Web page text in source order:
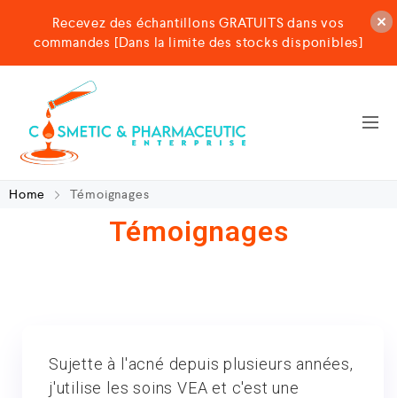
Home Témoignages
Témoignages
Sujette à l'acné depuis plusieurs années,
j'utilise les soins VEA et c'est une
Recevez des échantillons GRATUITS dans vos
commandes [Dans la limite des stocks disponibles]